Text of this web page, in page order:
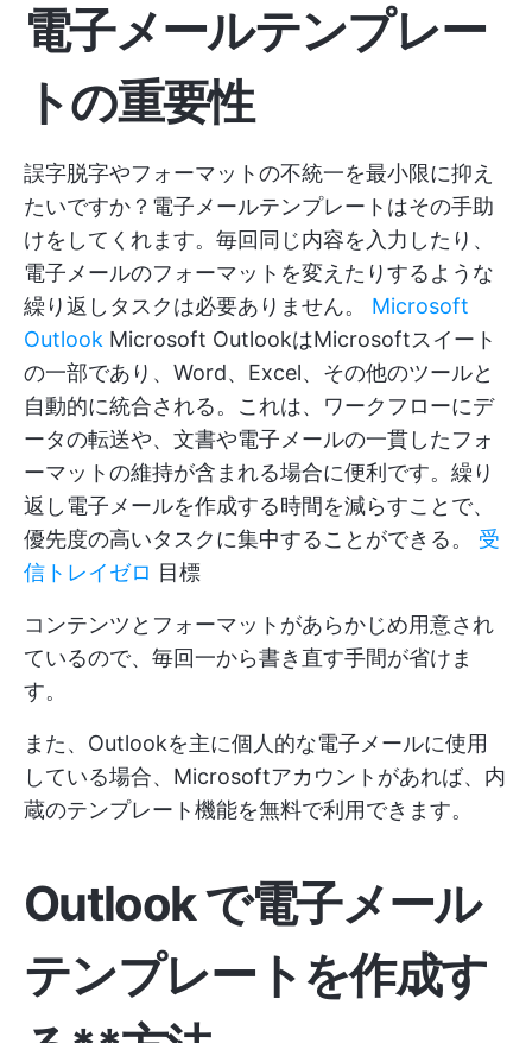
電子メールテンプレー
トの重要性
誤字脱字やフォーマットの不統一を最小限に抑え
たいですか？電子メールテンプレートはその手助
けをしてくれます。毎回同じ内容を入力したり、
電子メールのフォーマットを変えたりするような
繰り返しタスクは必要ありません。 Microsoft
Outlook Microsoft OutlookはMicrosoftスイート
の一部であり、Word、Excel、その他のツールと
自動的に統合される。これは、ワークフローにデ
ータの転送や、文書や電子メールの一貫したフォ
ーマットの維持が含まれる場合に便利です。繰り
返し電子メールを作成する時間を減らすことで、
優先度の高いタスクに集中することができる。 受
信トレイゼロ 目標
コンテンツとフォーマットがあらかじめ用意され
ているので、毎回一から書き直す手間が省けま
す。
また、Outlookを主に個人的な電子メールに使用
している場合、Microsoftアカウントがあれば、内
蔵のテンプレート機能を無料で利用できます。
Outlook で電子メール
テンプレートを作成す